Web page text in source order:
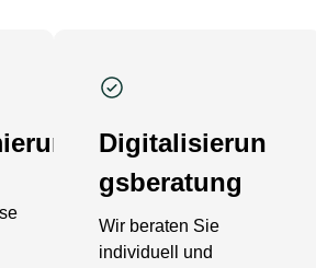
Digitalisierun
gsberatung
Wir beraten Sie
individuell und